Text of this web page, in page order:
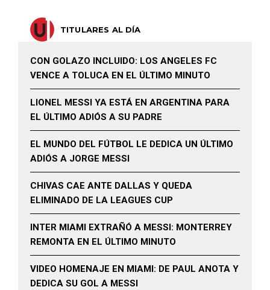
TITULARES AL DÍA
CON GOLAZO INCLUIDO: LOS ANGELES FC
VENCE A TOLUCA EN EL ÚLTIMO MINUTO
LIONEL MESSI YA ESTÁ EN ARGENTINA PARA
EL ÚLTIMO ADIÓS A SU PADRE
EL MUNDO DEL FÚTBOL LE DEDICA UN ÚLTIMO
ADIÓS A JORGE MESSI
CHIVAS CAE ANTE DALLAS Y QUEDA
ELIMINADO DE LA LEAGUES CUP
INTER MIAMI EXTRAÑÓ A MESSI: MONTERREY
REMONTA EN EL ÚLTIMO MINUTO
VIDEO HOMENAJE EN MIAMI: DE PAUL ANOTA Y
DEDICA SU GOL A MESSI